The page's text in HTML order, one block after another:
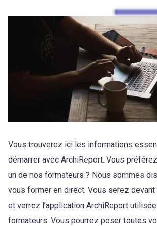
Vous trouverez ici les informations
démarrer avec ArchiReport. Vous
un de nos formateurs ? Nous sommes
vous former en direct. Vous serez
et verrez l’application ArchiReport
formateurs. Vous pourrez poser toutes